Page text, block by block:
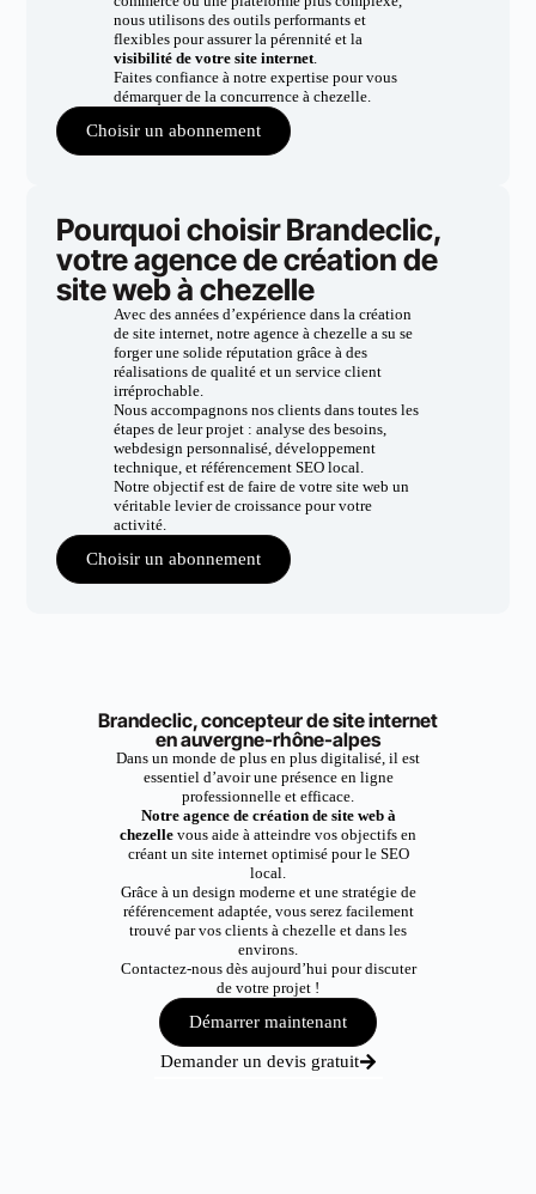
nous utilisons des outils performants et
flexibles pour assurer la pérennité et la
visibilité de votre site internet.
Faites confiance à notre expertise pour vous
démarquer de la concurrence à chezelle.
Choisir un abonnement
Pourquoi choisir Brandeclic,
votre agence de création de
site web à chezelle
Avec des années d’expérience dans la création
de site internet, notre agence à chezelle a su se
forger une solide réputation grâce à des
réalisations de qualité et un service client
irréprochable.
Nous accompagnons nos clients dans toutes les
étapes de leur projet : analyse des besoins,
webdesign personnalisé, développement
technique, et référencement SEO local.
Notre objectif est de faire de votre site web un
véritable levier de croissance pour votre
activité.
Choisir un abonnement
Brandeclic, concepteur de site internet
en auvergne-rhône-alpes
Dans un monde de plus en plus digitalisé, il est
essentiel d’avoir une présence en ligne
professionnelle et efficace.
Notre agence de création de site web à
chezelle vous aide à atteindre vos objectifs en
créant un site internet optimisé pour le SEO
local.
Grâce à un design moderne et une stratégie de
référencement adaptée, vous serez facilement
trouvé par vos clients à chezelle et dans les
environs.
Contactez-nous dès aujourd’hui pour discuter
de votre projet !
Démarrer maintenant
Demander un devis gratuit